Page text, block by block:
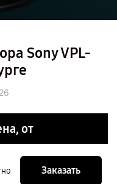
Sony VPL-
от
Заказать